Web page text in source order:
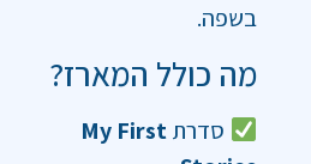
בשפה.
מה כולל המארז?
סדרתMy First